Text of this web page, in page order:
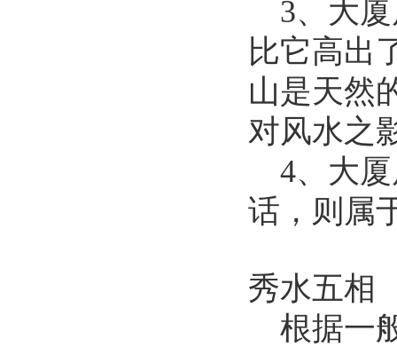
3、大
比它高出
山是天然
对风水之
4、大
话，则属
秀水五相
根据一